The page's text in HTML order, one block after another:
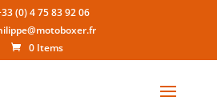
(0) 4 75 83 92 06
0 Items